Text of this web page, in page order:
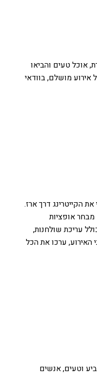
אוכל טעים והביאו
אירוע מושלם, בוודאי
הקייטרינג דרך ארז.
מבחר אופציות
עריכת שולחנות,
האירוע, ערכו את הכל
וטעים, אנשים